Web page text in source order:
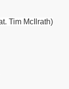
Tim McIlrath)